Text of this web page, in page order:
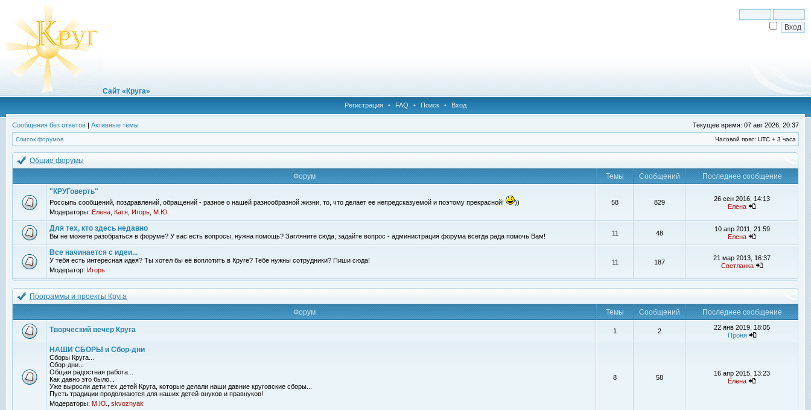
Сайт «Круга»
Регистрация • FAQ • Поиск • Вход
Сообщения без ответов | Активные темы Текущее время: 07 авг 2026, 20:37
Список форумов Часовой пояс: UTC + 3 часа
Общие форумы
Форум
Темы Сообщений
Последнее сообщение
"КРУГоверть"
Россыпь сообщений, поздравлений, обращений - разное о нашей разнообразной жизни, то, что делает ее непредсказуемой и поэтому прекрасной!
))
Модераторы: Елена Катя Игорь М.Ю.
58 829
26 сен 2016, 14:13
Елена
Для тех, кто здесь недавно
Вы не можете разобраться в форуме? У вас есть вопросы, нужна помощь? Загляните сюда, задайте вопрос - администрация форума всегда рада помочь Вам! 11 48
10 апр 2011, 21:59
Елена
Все начинается с идеи...
У тебя есть интересная идея? Ты хотел бы её воплотить в Круге? Тебе нужны сотрудники? Пиши сюда!
Модератор: Игорь
11 187
21 мар 2013, 16:37
Светланка
Программы и проекты Круга
Форум
Темы Сообщений Последнее сообщение
Творческий вечер Круга 1 2
22 янв 2019, 18:05
Проня
НАШИ СБОРЫ и Сбор-дни
Сборы Круга...
Сбор-дни...
Общая радостная работа...
Как давно это было...
Уже выросли дети тех детей Круга, которые делали наши давние круговские сборы...
Пусть традиции продолжаются для наших детей-внуков и правнуков!
Модераторы: М.Ю. skvoznyak
8 58
16 апр 2015, 13:23
Елена